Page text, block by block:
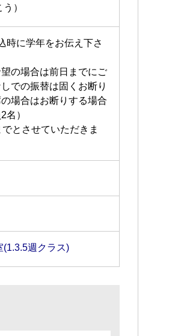
）
時に学年をお伝え下さ
の場合は前日までにご
での振替は固くお断り
場合はお断りする場合
名）
とさせていただきま
(1.3.5週クラス)